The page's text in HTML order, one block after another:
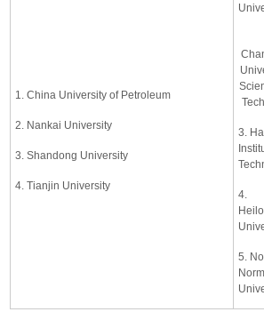
1. China University of Petroleum
2. Nankai University
3. Shandong University
4. Tianjin University
3.
4.
5.